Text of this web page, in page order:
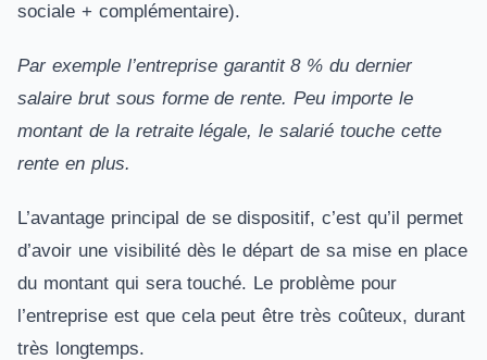
sociale + complémentaire).
Par exemple l’entreprise garantit 8 % du dernier
salaire brut sous forme de rente. Peu importe le
montant de la retraite légale, le salarié touche cette
rente en plus.
L’avantage principal de se dispositif, c’est qu’il permet
d’avoir une visibilité dès le départ de sa mise en place
du montant qui sera touché. Le problème pour
l’entreprise est que cela peut être très coûteux, durant
très longtemps.